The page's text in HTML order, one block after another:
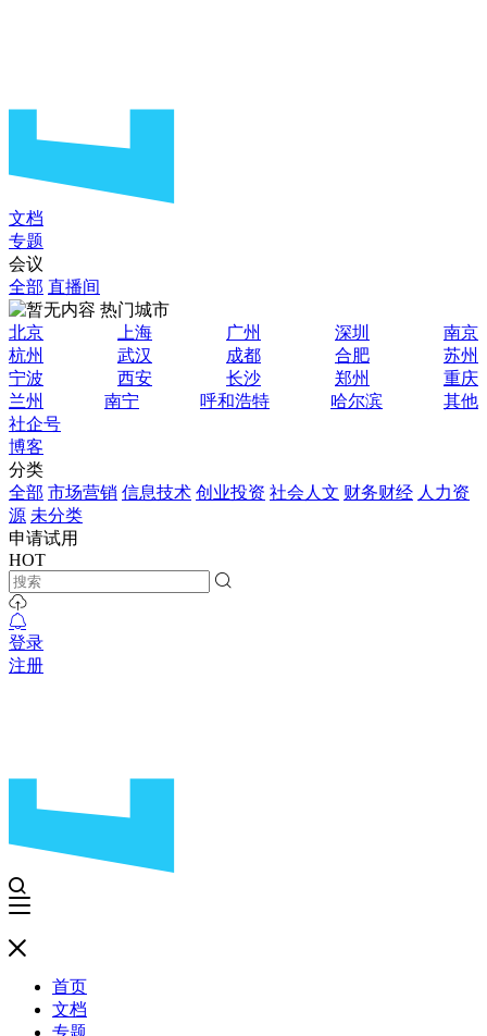
文档
专题
会议
全部 直播间
热门城市
北京
上海 广州 深圳
南京
杭州
武汉 成都 合肥
苏州
宁波
西安 长沙 郑州
重庆
兰州
南宁 呼和浩特 哈尔滨
其他
社企号
博客
分类
全部 市场营销 信息技术 创业投资 社会人文 财务财经 人力资
源 未分类
申请试用
HOT
登录
注册
首页
文档